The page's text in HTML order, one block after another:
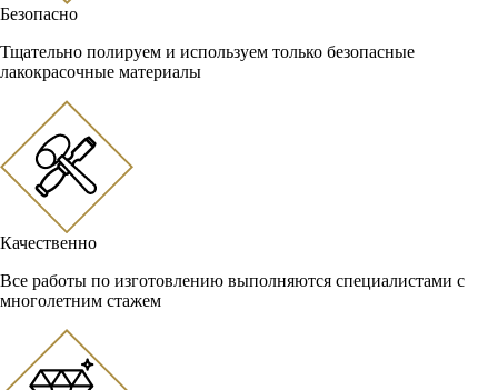
Безопасно
Тщательно полируем и используем только безопасные
лакокрасочные материалы
Качественно
Все работы по изготовлению выполняются специалистами с
многолетним стажем